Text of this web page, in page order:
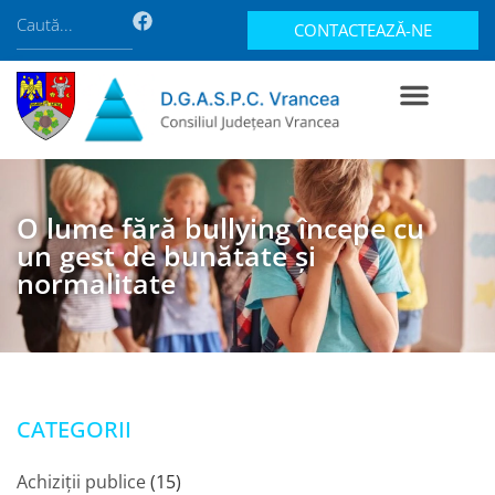
CONTACTEAZĂ-NE
O lume fără bullying începe cu
un gest de bunătate și
normalitate
CATEGORII
Achiziții publice(15)